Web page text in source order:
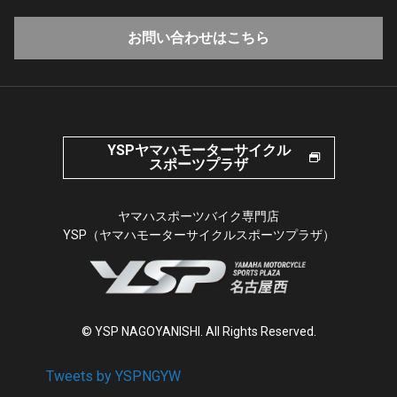
お問い合わせはこちら
YSPヤマハモーターサイクル
スポーツプラザ
ヤマハスポーツバイク専門店
YSP（ヤマハモーターサイクルスポーツプラザ）
© YSP NAGOYANISHI. All Rights Reserved.
Tweets by YSPNGYW